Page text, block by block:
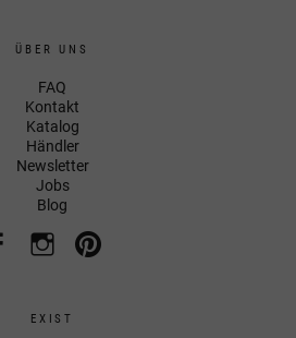
ÜBER UNS
FAQ
Kontakt
Katalog
Händler
Newsletter
Jobs
Blog
EXIST